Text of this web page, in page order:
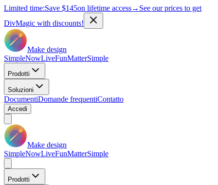
Limited time:Save $145on lifetime access→ See our prices to get
DivMagic with discounts!
Make design
SimpleNowLiveFunMatterSimple
Prodotti
Soluzioni
DocumentiDomande frequentiContatto
Accedi
Make design
SimpleNowLiveFunMatterSimple
Prodotti